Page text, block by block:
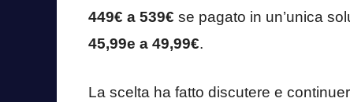
449€ a 539€ se pagato in un’unica
45,99e a 49,99€.
La scelta ha fatto discutere e